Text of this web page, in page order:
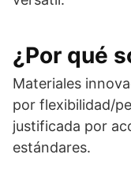
¿Por qué
Materiales
por flexibilidad/
justificada por
estándares.